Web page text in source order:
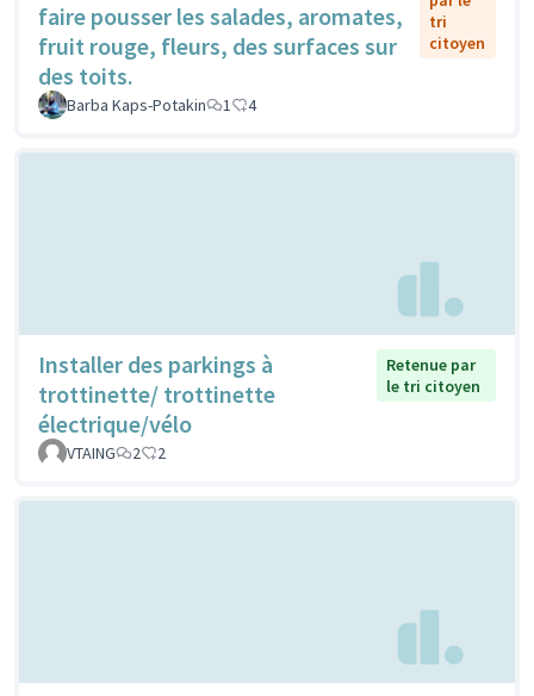
faire pousser les salades, aromates,
fruit rouge, fleurs, des surfaces sur
des toits.
tri
citoyen
Barba Kaps-Potakin 1 4
Installer des parkings à
trottinette/ trottinette
électrique/vélo
Retenue par
le tri citoyen
VTAING 2 2